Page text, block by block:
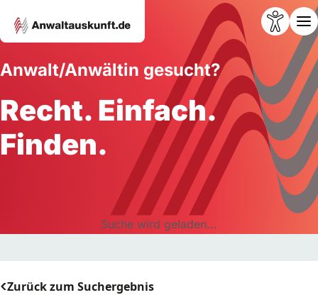
Anwalt/Anwältin gesucht?
Recht. Einfach.
Finden.
Suche wird geladen...
Zurück zum Suchergebnis